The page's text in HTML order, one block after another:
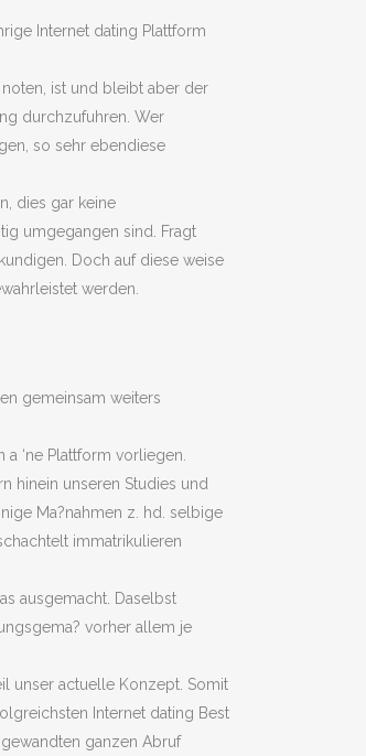
Internet dating Plattform
ist und bleibt aber der
durchzufuhren. Wer
so sehr ebendiese
dies gar keine
umgegangen sind. Fragt
Doch auf diese weise
werden.
gemeinsam weiters
‘ne Plattform vorliegen.
hinein unseren Studies und
Ma?nahmen z. hd. selbige
immatrikulieren
ausgemacht. Daselbst
vorher allem je
unser actuelle Konzept. Somit
Internet dating Best
ganzen Abruf